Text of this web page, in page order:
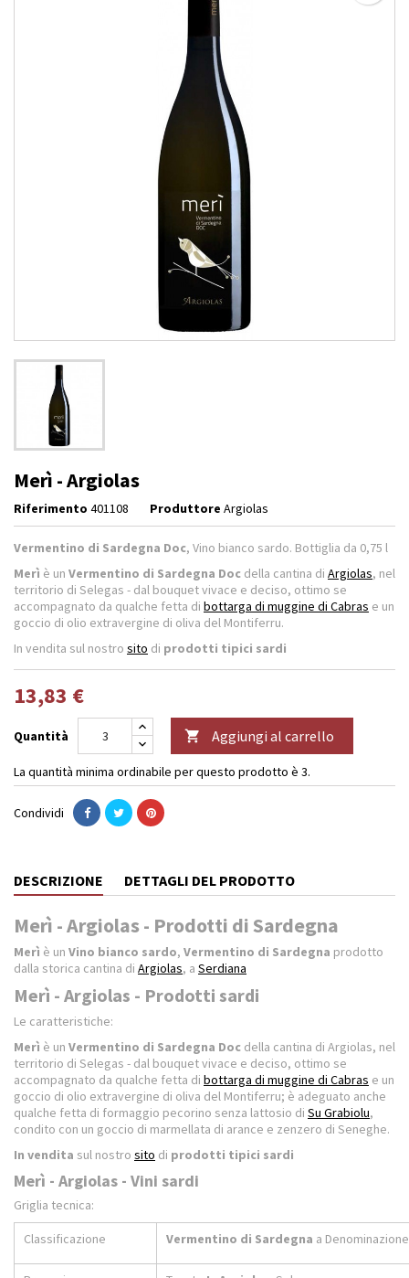
Merì - Argiolas
Riferimento 401108 Produttore Argiolas
Vermentino di Sardegna Doc, Vino bianco sardo. Bottiglia da 0,75 l
Merì è un Vermentino di Sardegna Doc della cantina di Argiolas, nel
territorio di Selegas - dal bouquet vivace e deciso, ottimo se
accompagnato da qualche fetta di bottarga di muggine di Cabras e un
goccio di olio extravergine di oliva del Montiferru.
In vendita sul nostro sito di prodotti tipici sardi
13,83 €
Quantità  Aggiungi al carrello
La quantità minima ordinabile per questo prodotto è 3.
Condividi
DESCRIZIONE DETTAGLI DEL PRODOTTO
Merì - Argiolas - Prodotti di Sardegna
Merì è un Vino bianco sardo, Vermentino di Sardegna prodotto
dalla storica cantina di Argiolas, a Serdiana
Merì - Argiolas - Prodotti sardi
Le caratteristiche:
Merì è un Vermentino di Sardegna Doc della cantina di Argiolas, nel
territorio di Selegas - dal bouquet vivace e deciso, ottimo se
accompagnato da qualche fetta di bottarga di muggine di Cabras e un
goccio di olio extravergine di oliva del Montiferru; è adeguato anche
qualche fetta di formaggio pecorino senza lattosio di Su Grabiolu,
condito con un goccio di marmellata di arance e zenzero di Seneghe.
In vendita sul nostro sito di prodotti tipici sardi
Merì - Argiolas - Vini sardi
Griglia tecnica:
Classificazione Vermentino di Sardegna a